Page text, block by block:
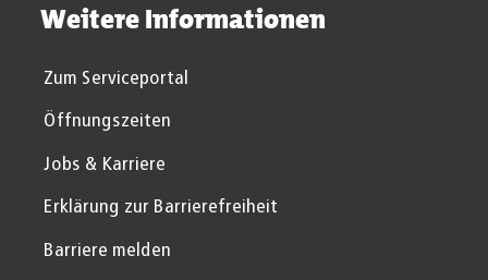
Weitere Informationen
Zum Serviceportal
Öffnungszeiten
Jobs & Karriere
Erklärung zur Barrierefreiheit
Barriere melden